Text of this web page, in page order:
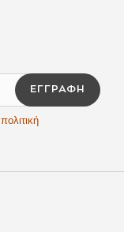
ΕΓΓΡΑΦΉ
πολιτική